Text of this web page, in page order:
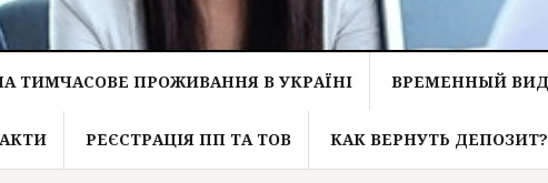
ТИМЧАСОВЕ ПРОЖИВАННЯ В УКРАЇНІ ВРЕМЕННЫЙ ВИД
РЕЄСТРАЦІЯ ПП ТА ТОВ КАК ВЕРНУТЬ ДЕПОЗИТ?